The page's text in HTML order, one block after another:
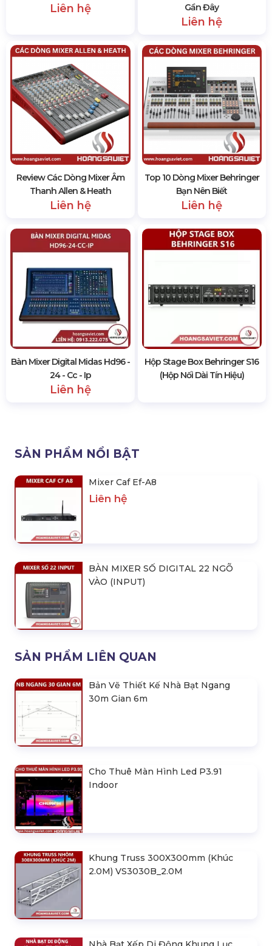
Liên hệ
Gần Đây
Liên hệ
Review Các Dòng Mixer Âm
Thanh Allen & Heath
Liên hệ
Top 10 Dòng Mixer Behringer
Bạn Nên Biết
Liên hệ
Bàn Mixer Digital Midas Hd96 -
24 - Cc - Ip
Liên hệ
Hộp Stage Box Behringer S16
(Hộp Nối Dài Tín Hiệu)
SẢN PHẨM NỔI BẬT
Mixer Caf Ef-A8
Liên hệ
BÀN MIXER SỐ DIGITAL 22 NGÕ
VÀO (INPUT)
SẢN PHẨM LIÊN QUAN
Bản Vẽ Thiết Kế Nhà Bạt Ngang
30m Gian 6m
Cho Thuê Màn Hình Led P3.91
Indoor
Khung Truss 300X300mm (Khúc
2.0M) VS3030B_2.0M